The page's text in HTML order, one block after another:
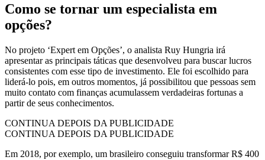
Como se tornar um especialista em
opções?
No projeto ‘Expert em Opções’, o analista Ruy Hungria irá
apresentar as principais táticas que desenvolveu para buscar lucros
consistentes com esse tipo de investimento. Ele foi escolhido para
liderá-lo pois, em outros momentos, já possibilitou que pessoas sem
muito contato com finanças acumulassem verdadeiras fortunas a
partir de seus conhecimentos.
CONTINUA DEPOIS DA PUBLICIDADE
CONTINUA DEPOIS DA PUBLICIDADE
Em 2018, por exemplo, um brasileiro conseguiu transformar R$ 400